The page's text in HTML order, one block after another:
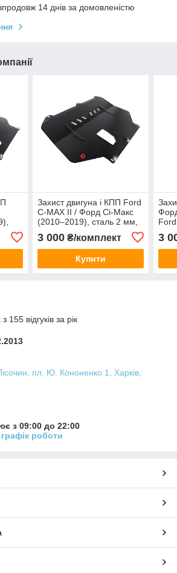
14 днів за домовленістю
Захист двигуна і КПП Ford
C-MAX II / Форд Сі-Макс
(2010–2019), сталь 2 мм,
3 000₴/комплект
Купити
3
155 відгуків за рік
пл. Ю. Кононенко 1, Харків,
з 09:00 до 22:00
роботи